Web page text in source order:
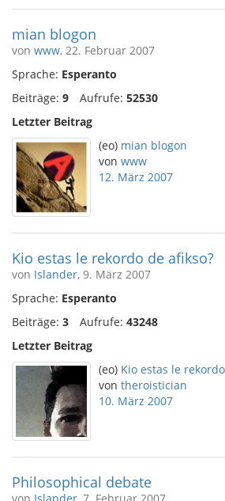
mian blogon
von www, 22. Februar 2007
Sprache: Esperanto
Beiträge: 9 Aufrufe: 52530
Letzter Beitrag
(eo) mian blogon
von www
12. März 2007
Kio estas le rekordo de afikso?
von Islander, 9. März 2007
Sprache: Esperanto
Beiträge: 3 Aufrufe: 43248
Letzter Beitrag
(eo) Kio estas le
von theroistician
10. März 2007
Philosophical debate